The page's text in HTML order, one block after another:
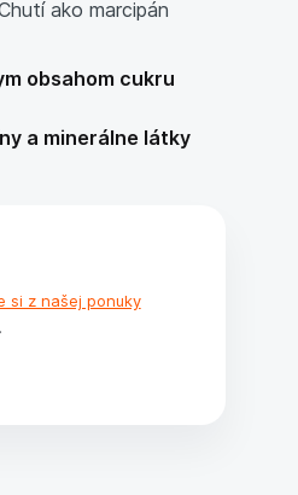
ako marcipán
obsahom cukru
a minerálne látky
si z našej ponuky